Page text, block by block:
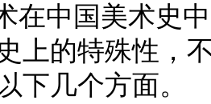
中国美术史中
上的特殊性，
下几个方面。